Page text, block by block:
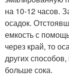
на 10-12 часов.
осадок.
емкость с
через край, то
других
больше сока.